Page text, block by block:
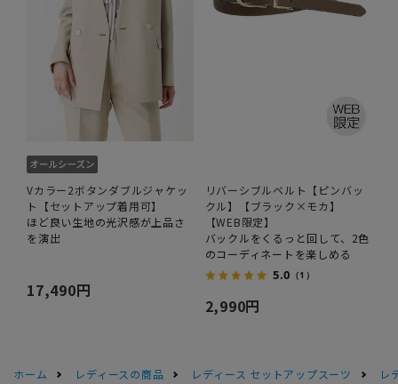
Vカラー2ボタンダブルジャケッ
ト【セットアップ着用可】
ほど良い生地の光沢感が上品さ
を演出
17,490円
リバーシブルベルト【ピンバッ
クル】【ブラック×モカ】
【WEB限定】
バックルをくるっと回して、2色
のコーディネートを楽しめる
5.0 （1）
2,990円
ホーム レディースの商品 レディース セットアップスーツ
レ